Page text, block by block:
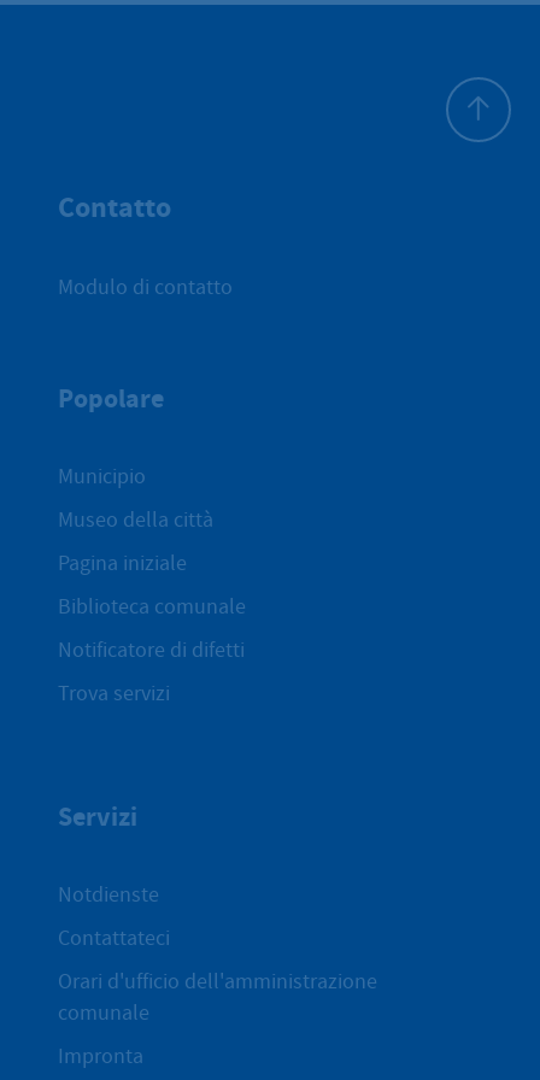
Contatto
Modulo di contatto
Popolare
Municipio
Museo della città
Pagina iniziale
Biblioteca comunale
Notificatore di difetti
Trova servizi
Servizi
Notdienste
Contattateci
Orari d'ufficio dell'amministrazione
comunale
Impronta